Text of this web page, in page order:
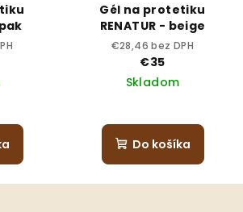
Gél na protetiku
RENATUR - beige
€28,46 bez DPH
€35
Skladom
Do košíka